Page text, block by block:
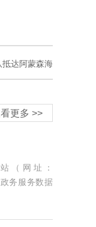
达阿蒙森海
更多 >>
（网址：
务服务数据